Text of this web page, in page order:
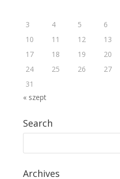
3
4 5 6
10
11 12 13
17
18 19 20
24
25 26 27
31
« szept
Search
Archives